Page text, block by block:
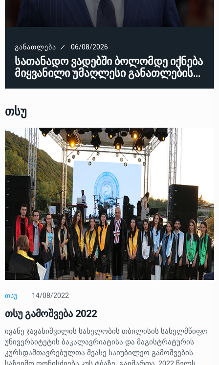
ᲒᲐᲜᲐᲗᲚᲔᲑᲐ 06/08/2026
სათანადო ვადებში ბოლომდე იქნება
მიყვანილი უმაღლესი განათლების…
Თსუ
ᲗᲡᲣ 14/08/2022
თსუ გამოშვება 2022
ივანე ჯავახიშვილის სახელობის თბილისის სახელმწიფო
უნივერსიტეტის ბაკალავრიატისა და მაგისტრატურის
კურსდამთავრებულთა მეასე საიუბილეო გამოშვების